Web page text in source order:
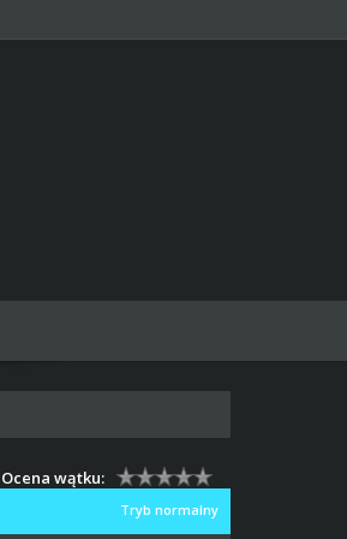
Ocena wątku:
Tryb normalny